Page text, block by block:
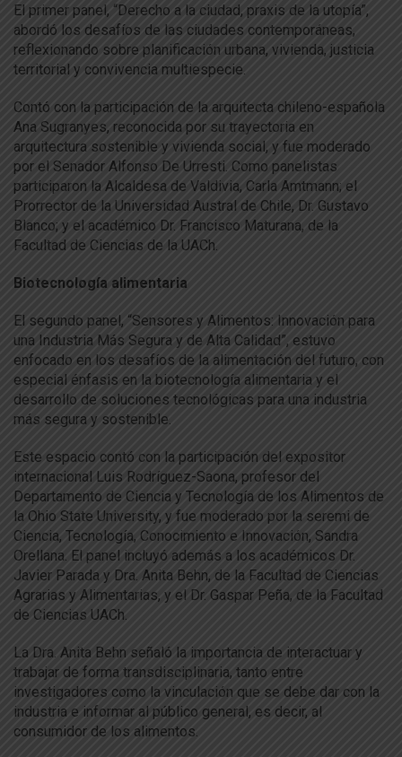
El primer panel, “Derecho a la ciudad, praxis de la utopía”,
abordó los desafíos de las ciudades contemporáneas,
reflexionando sobre planificación urbana, vivienda, justicia
territorial y convivencia multiespecie.
Contó con la participación de la arquitecta chileno-española
Ana Sugranyes, reconocida por su trayectoria en
arquitectura sostenible y vivienda social, y fue moderado
por el Senador Alfonso De Urresti. Como panelistas
participaron la Alcaldesa de Valdivia, Carla Amtmann; el
Prorrector de la Universidad Austral de Chile, Dr. Gustavo
Blanco; y el académico Dr. Francisco Maturana, de la
Facultad de Ciencias de la UACh.
Biotecnología alimentaria
El segundo panel, “Sensores y Alimentos: Innovación para
una Industria Más Segura y de Alta Calidad”, estuvo
enfocado en los desafíos de la alimentación del futuro, con
especial énfasis en la biotecnología alimentaria y el
desarrollo de soluciones tecnológicas para una industria
más segura y sostenible.
Este espacio contó con la participación del expositor
internacional Luis Rodríguez-Saona, profesor del
Departamento de Ciencia y Tecnología de los Alimentos de
la Ohio State University, y fue moderado por la seremi de
Ciencia, Tecnología, Conocimiento e Innovación, Sandra
Orellana. El panel incluyó además a los académicos Dr.
Javier Parada y Dra. Anita Behn, de la Facultad de Ciencias
Agrarias y Alimentarias, y el Dr. Gaspar Peña, de la Facultad
de Ciencias UACh.
La Dra. Anita Behn señaló la importancia de interactuar y
trabajar de forma transdisciplinaria, tanto entre
investigadores como la vinculación que se debe dar con la
industria e informar al público general, es decir, al
consumidor de los alimentos.